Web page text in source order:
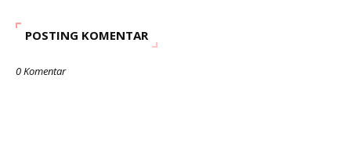
POSTING KOMENTAR
0 Komentar